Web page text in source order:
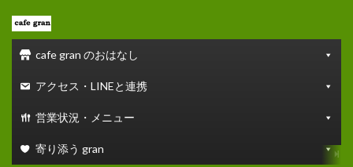
cafe gran のおはなし
アクセス・LINEと連携
営業状況・メニュー
寄り添う gran